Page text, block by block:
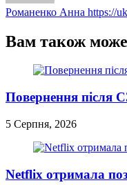
Романенко Анна https://
Вам також може
Повернення після
5 Серпня, 2026
Netflix отримала